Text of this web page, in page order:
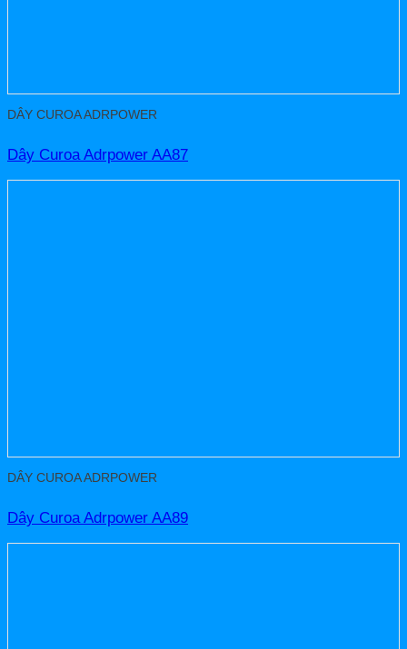
DÂY CUROA ADRPOWER
Dây Curoa Adrpower AA87
DÂY CUROA ADRPOWER
Dây Curoa Adrpower AA89